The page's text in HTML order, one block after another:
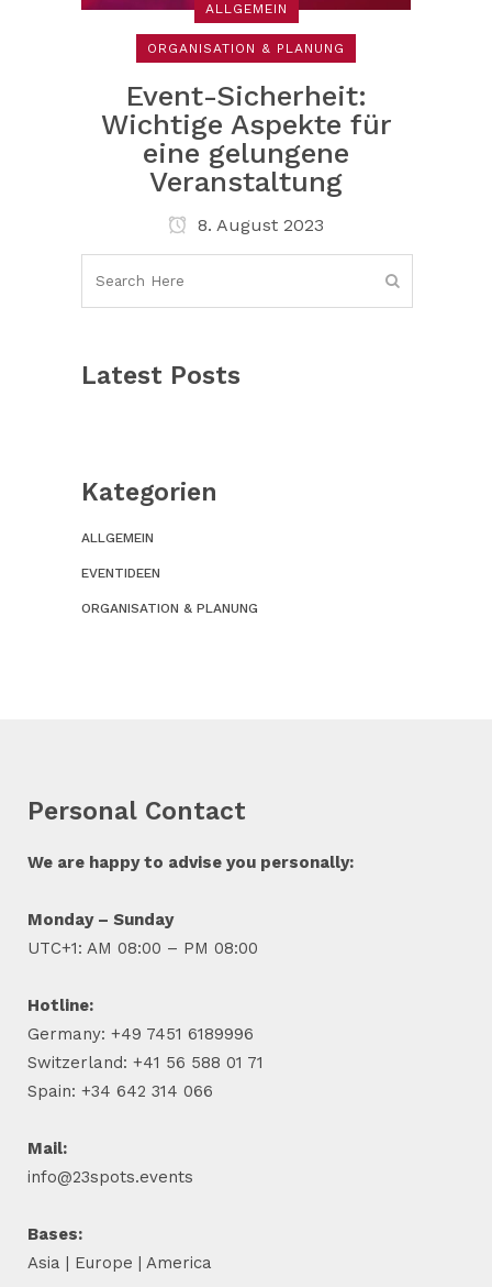
ALLGEMEIN
ORGANISATION & PLANUNG
Event-Sicherheit:
Wichtige Aspekte für
eine gelungene
Veranstaltung
8. August 2023
Latest Posts
Kategorien
ALLGEMEIN
EVENTIDEEN
ORGANISATION & PLANUNG
Personal Contact
We are happy to advise you personally:
Monday – Sunday
UTC+1: AM 08:00 – PM 08:00
Hotline:
Germany: +49 7451 6189996
Switzerland: +41 56 588 01 71
Spain: +34 642 314 066
Mail:
info@23spots.events
Bases:
Asia | Europe | America